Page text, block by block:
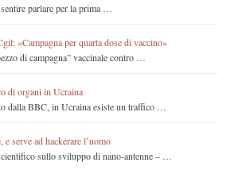
parlare per la prima …
«Campagna per quarta dose di vaccino»
di campagna” vaccinale contro …
di organi in Ucraina
dalla BBC, in Ucraina esiste un traffico …
e serve ad hackerare l’uomo
sullo sviluppo di nano-antenne – …